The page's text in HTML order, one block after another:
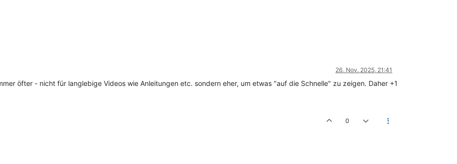
26. Nov. 2025, 21:41
öfter - nicht für langlebige Videos wie Anleitungen etc. sondern eher, um etwas "auf die Schnelle" zu zeigen. Daher +1
0